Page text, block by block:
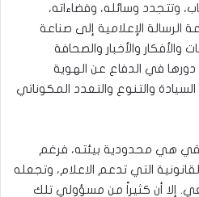
وتتجدد وسائله، وفضاءاته،
الرسالة الإعلامية إلى صناعة
والأخبار والصحافة
دورها في الدفاع عن الهوية
والتنوع والتعدد المكوناتي
هي محدودية بيئته، فرغم
التي تدعم الاعلام، وتجعله
إلا أن كثيراً من مسؤولي تلك